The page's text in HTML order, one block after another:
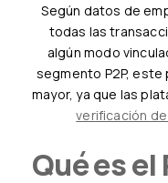
Según datos de empresas analíticas, hasta el 5% de
todas las
algún modo
segmento P2P,
mayor, ya que las
verificación
Qué es el Risk Score y